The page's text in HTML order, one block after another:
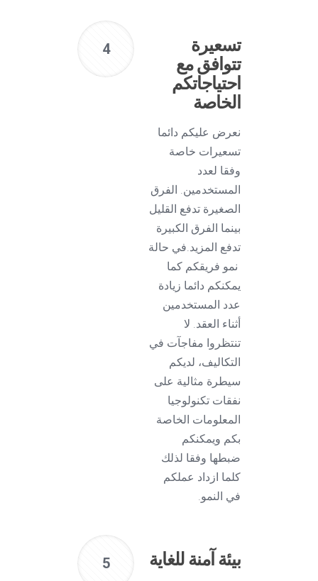
4
تسعيرة
تتوافق مع
احتياجاتكم
الخاصة
نعرض عليكم دائما
تسعيرات خاصة
وفقا لعدد
المستخدمين. الفرق
الصغيرة تدفع القليل
بينما الفرق الكبيرة
تدفع المزيد.في حالة
نمو فريقكم كما
يمكنكم دائما زيادة
عدد المستخدمين
أثناء العقد. لا
تنتظروا مفاجآت في
التكاليف، لديكم
سيطرة مثالية على
نفقات تكنولوجيا
المعلومات الخاصة
بكم ويمكنكم
ضبطها وفقا لذلك
كلما ازداد عملكم
في النمو.
5 بيئة آمنة للغاية